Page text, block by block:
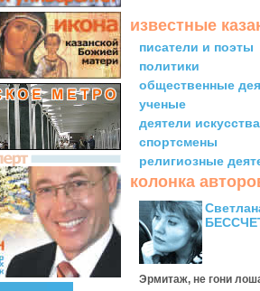
известные
писатели и поэты
политики
общественные
ученые
деятели искусства
спортсмены
религиозные
колонка
Эрмитаж, не гони